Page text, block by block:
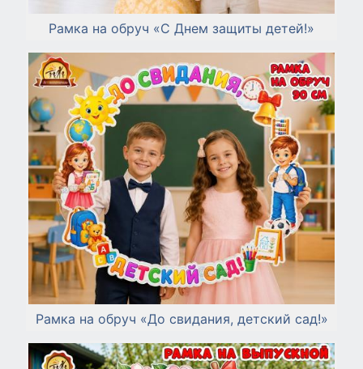
Рамка на обруч «С Днем защиты детей!»
Рамка на обруч «До свидания, детский сад!»